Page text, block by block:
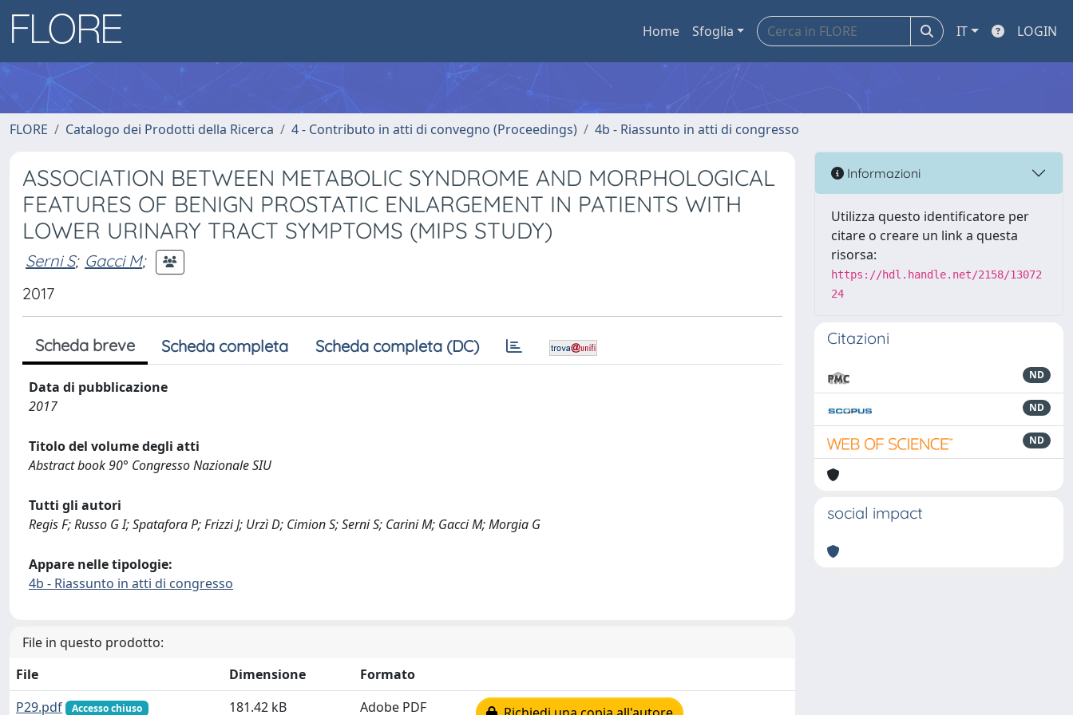
Home Sfoglia IT LOGIN
FLORE Catalogo dei Prodotti della Ricerca 4 - Contributo in atti di convegno (Proceedings) 4b - Riassunto in atti di congresso
ASSOCIATION BETWEEN METABOLIC SYNDROME AND MORPHOLOGICAL
FEATURES OF BENIGN PROSTATIC ENLARGEMENT IN PATIENTS WITH
LOWER URINARY TRACT SYMPTOMS (MIPS STUDY)
Serni S; Gacci M;
2017
Scheda breve Scheda completa Scheda completa (DC)
Data di pubblicazione
2017
Titolo del volume degli atti
Abstract book 90° Congresso Nazionale SIU
Tutti gli autori
Regis F; Russo G I; Spatafora P; Frizzi J; Urzì D; Cimion S; Serni S; Carini M; Gacci M; Morgia G
Appare nelle tipologie:
4b - Riassunto in atti di congresso
File in questo prodotto:
File
Dimensione
Formato
P29.pdf
Accesso chiuso 181.42 kB Adobe PDF
Informazioni
Utilizza questo identificatore per
citare o creare un link a questa
risorsa:
https://hdl.handle.net/2158/13072
24
Citazioni
ND
ND
ND
social impact